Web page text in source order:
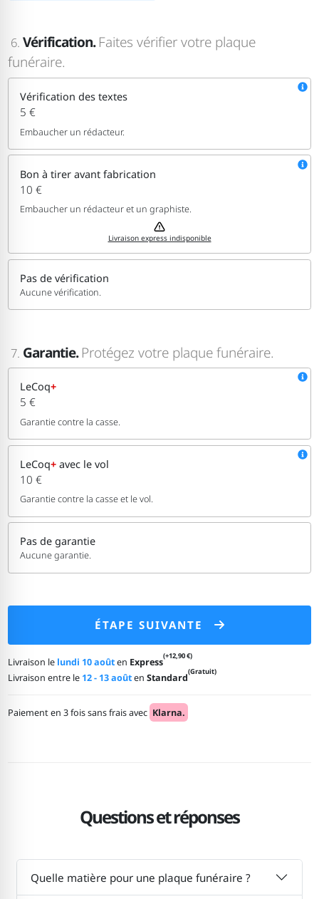
6. Vérification. Faites vérifier votre plaque
funéraire.
Vérification des textes
5 €
Embaucher un rédacteur.
Bon à tirer avant fabrication
10 €
Embaucher un rédacteur et un graphiste.
Livraison express indisponible
Pas de vérification
Aucune vérification.
7. Garantie. Protégez votre plaque funéraire.
LeCoq+
5 €
Garantie contre la casse.
LeCoq+avec le vol
10 €
Garantie contre la casse et le vol.
Pas de garantie
Aucune garantie.
ÉTAPE SUIVANTE
Livraison le lundi 10 aoûten Express(+12,90 €)
Livraison entre le 12 - 13 aoûtenStandard(Gratuit)
Paiement en 3 fois sans frais avec Klarna.
Questions et réponses
Quelle matière pour une plaque funéraire ?